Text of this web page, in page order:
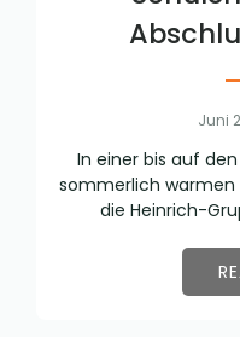
Juni
In einer bis auf
sommerlich
die Heinrich-